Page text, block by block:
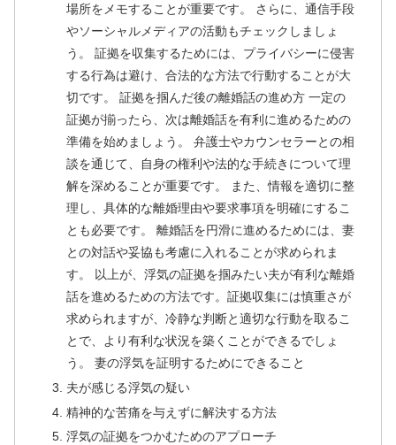
場所をメモすることが重要です。 さらに、通信手段
やソーシャルメディアの活動もチェックしましょ
う。 証拠を収集するためには、プライバシーに侵害
する行為は避け、合法的な方法で行動することが大
切です。 証拠を掴んだ後の離婚話の進め方 一定の
証拠が揃ったら、次は離婚話を有利に進めるための
準備を始めましょう。 弁護士やカウンセラーとの相
談を通じて、自身の権利や法的な手続きについて理
解を深めることが重要です。 また、情報を適切に整
理し、具体的な離婚理由や要求事項を明確にするこ
とも必要です。 離婚話を円滑に進めるためには、妻
との対話や妥協も考慮に入れることが求められま
す。 以上が、浮気の証拠を掴みたい夫が有利な離婚
話を進めるための方法です。証拠収集には慎重さが
求められますが、冷静な判断と適切な行動を取るこ
とで、より有利な状況を築くことができるでしょ
う。 妻の浮気を証明するためにできること
夫が感じる浮気の疑い
精神的な苦痛を与えずに解決する方法
浮気の証拠をつかむためのアプローチ